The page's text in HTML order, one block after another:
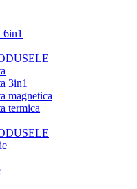
3in1
magnetica
termica